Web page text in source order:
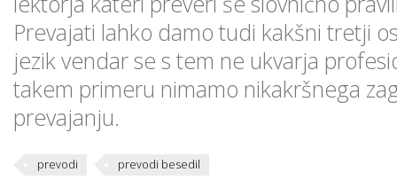
Prevajati lahko damo tudi kakšni tretji
jezik vendar se s tem ne ukvarja
takem primeru nimamo nikakršnega
prevajanju.
prevodi prevodi besedil